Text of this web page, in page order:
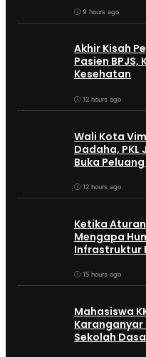
9 hours ago
Akhir Kisah
Pasien BPJS,
Kesehatan
12 hours ago
Wali Kota
Dadaha,
Buka
12 hours ago
Ketika
Mengapa
Infrastruktur
15 hours ago
Mahasiswa
Karanganyar
Sekolah